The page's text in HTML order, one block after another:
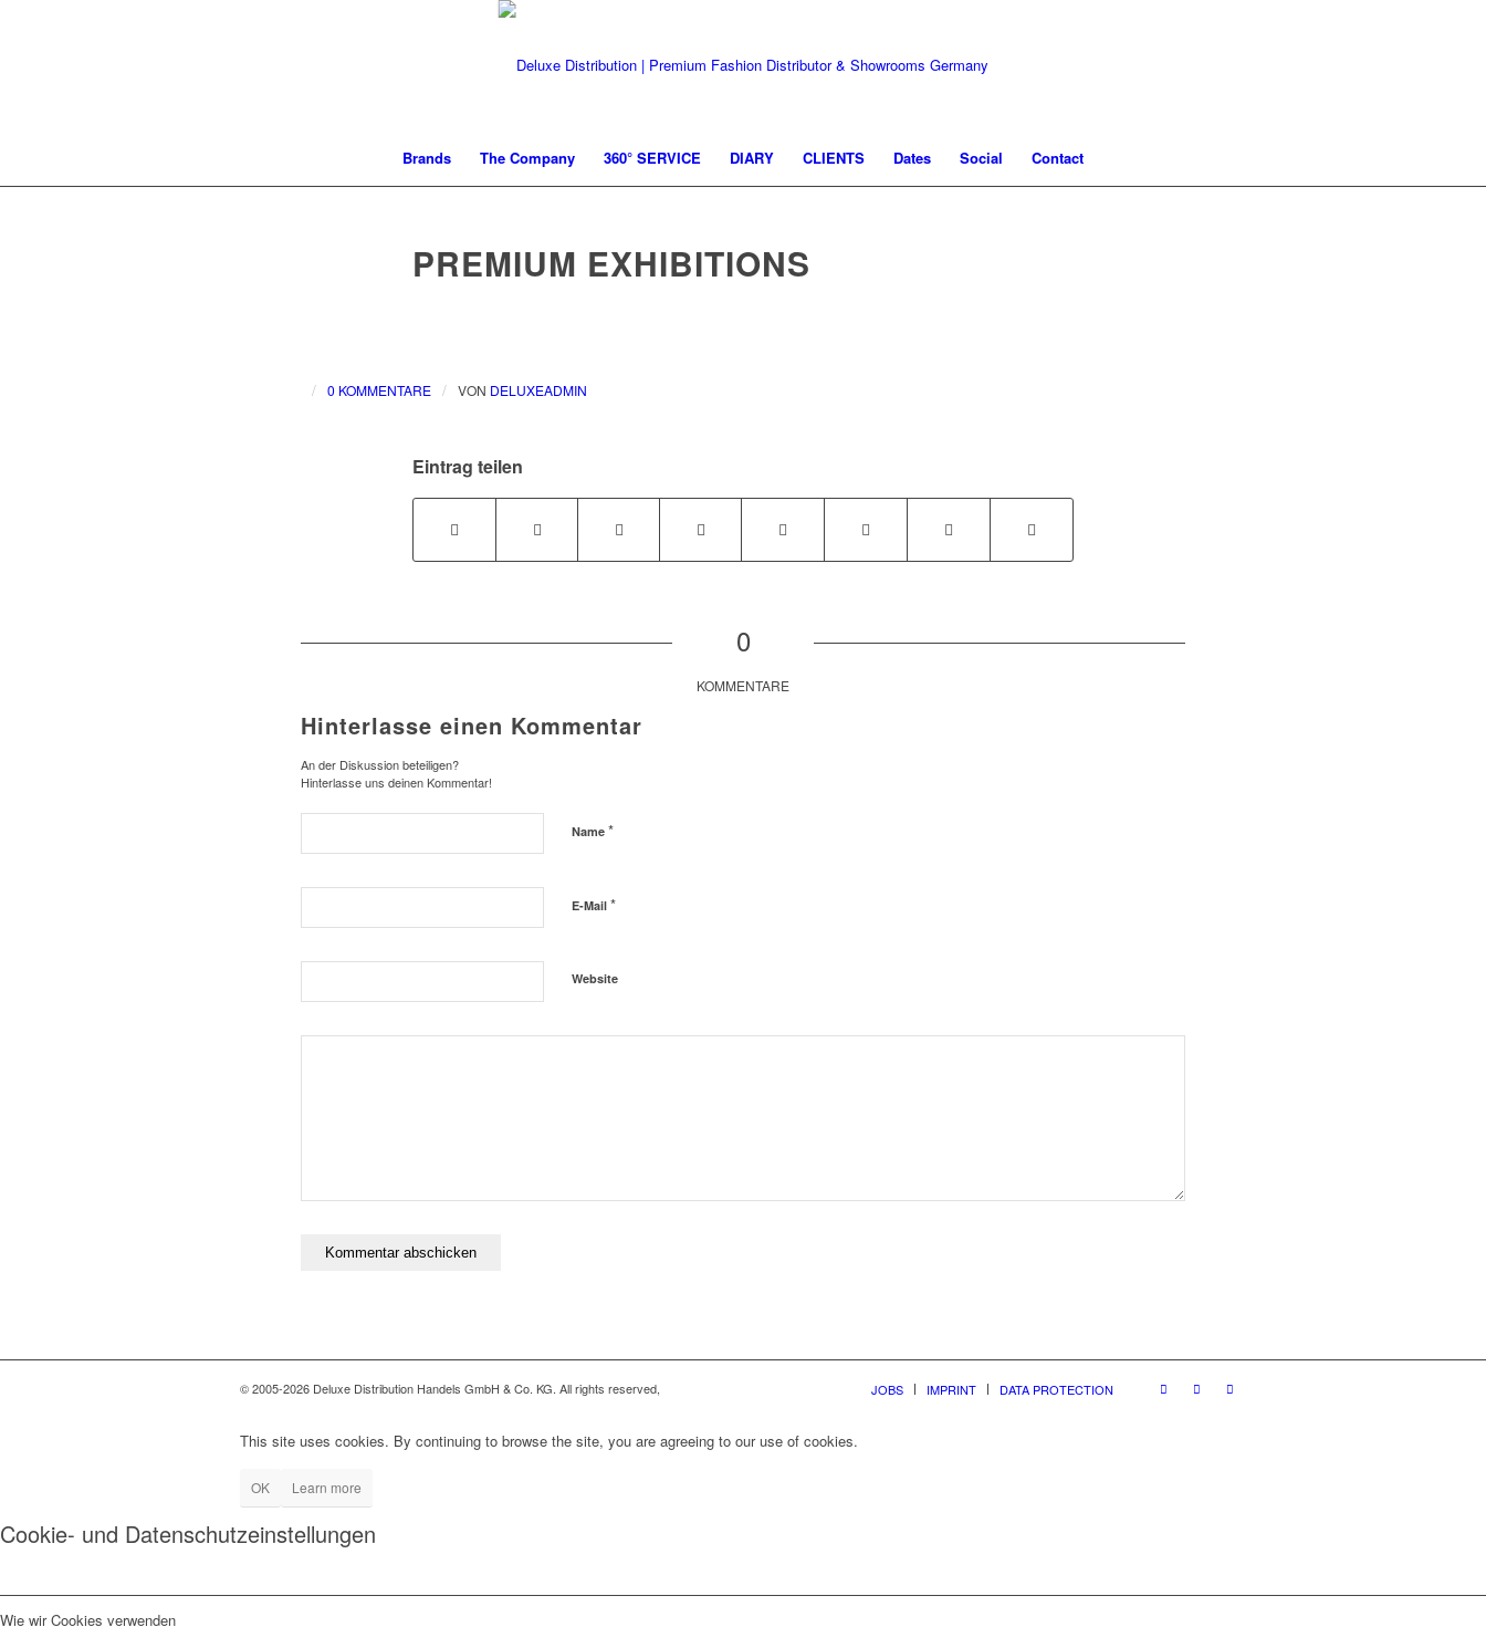
Brands The Company 360° SERVICE DIARY CLIENTS Dates Social Contact
PREMIUM EXHIBITIONS
/ 0 KOMMENTARE / VON DELUXEADMIN
Eintrag teilen
0
KOMMENTARE
Hinterlasse einen Kommentar
An der Diskussion beteiligen?
Hinterlasse uns deinen Kommentar!
Name *
E-Mail *
Website
© 2005-2026 Deluxe Distribution Handels GmbH & Co. KG. All rights reserved, JOBS IMPRINT DATA PROTECTION
This site uses cookies. By continuing to browse the site, you are agreeing to our use of cookies.
OK Learn more
Cookie- und Datenschutzeinstellungen
Wie wir Cookies verwenden